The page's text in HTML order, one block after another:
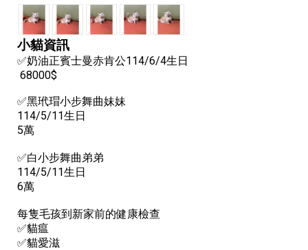
✅奶油正賓士曼赤肯公114/6/4生日
68000$
✅黑玳瑁小步舞曲妹妹
114/5/11生日
5萬
✅白小步舞曲弟弟
114/5/11生日
6萬
每隻毛孩到新家前的健康檢查
✅貓瘟
✅貓愛滋